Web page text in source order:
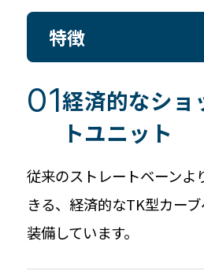
特徴
経済的なショ
トユニット
従来のストレートベーンよ
きる、経済的なTK型カー
装備しています。